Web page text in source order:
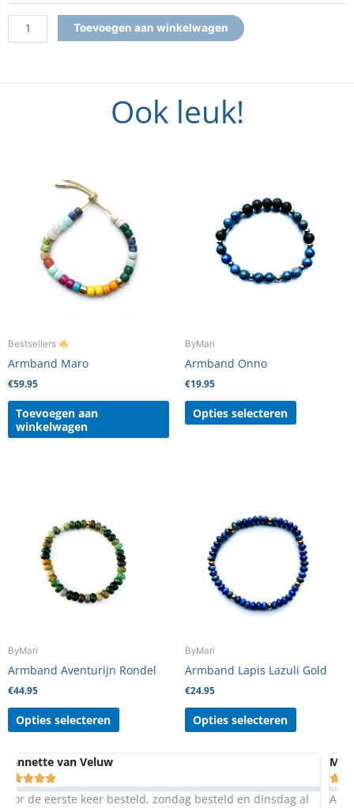
Toevoegen aan winkelwagen
Ook leuk!
Bestsellers
Armband Maro
€59.95
Toevoegen aan
winkelwagen
ByMari
Armband Onno
€19.95
Opties selecteren
heeft
meerdere
variaties.
Deze
optie
ByMari
Armband Aventurijn Rondel
€44.95
Opties selecteren
meerdere
variaties.
Deze
optie
de
productpagina
ByMari
Armband Lapis Lazuli Gold
€24.95
Opties selecteren
meerdere
variaties.
Deze
optie
de
al
Margaret Berg

Al vaker iets besteld bij Mari. Ze maakt het helemaal